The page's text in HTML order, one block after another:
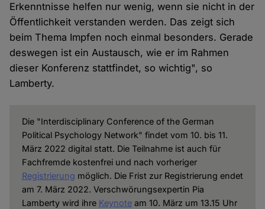
Erkenntnisse helfen nur wenig, wenn sie nicht in der
Öffentlichkeit verstanden werden. Das zeigt sich
beim Thema Impfen noch einmal besonders. Gerade
deswegen ist ein Austausch, wie er im Rahmen
dieser Konferenz stattfindet, so wichtig", so
Lamberty.
Die "Interdisciplinary Conference of the German
Political Psychology Network" findet vom 10. bis 11.
März 2022 digital statt. Die Teilnahme ist auch für
Fachfremde kostenfrei und nach vorheriger
Registrierung möglich. Die Frist zur Registrierung endet
am 7. März 2022. Verschwörungsexpertin Pia
Lamberty wird ihre Keynoteam 10. März um 13.15 Uhr